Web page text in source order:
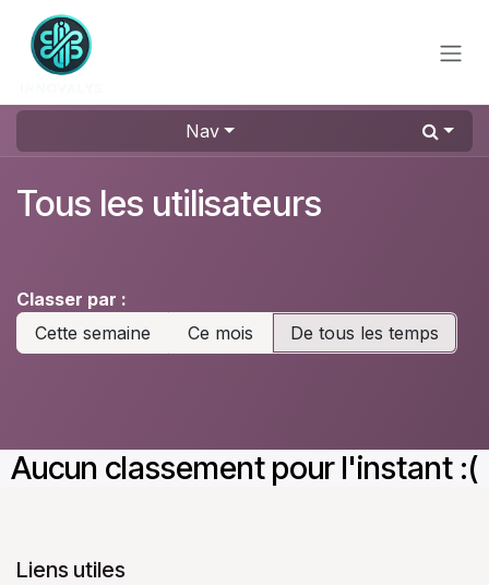
Se rendre au contenu
Nav
Tous les utilisateurs
Classer par :
Cette semaine
Ce mois De tous les temps
Aucun classement pour l'instant :(
Liens utiles